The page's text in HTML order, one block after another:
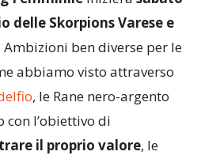
delle Skorpions Varese e
Ambizioni ben diverse per le
abbiamo visto attraverso
, le Rane nero-argento
con l’obiettivo di
il proprio valore, le